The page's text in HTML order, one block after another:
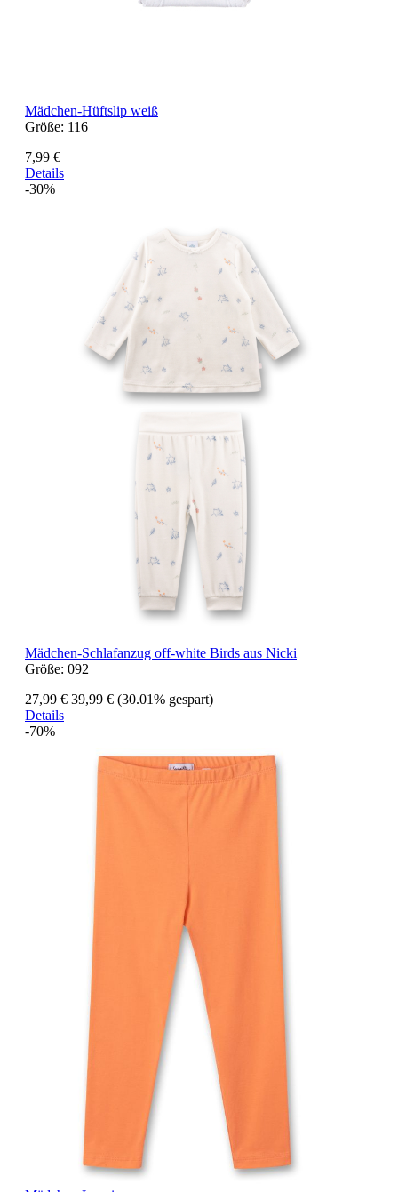
Mädchen-Hüftslip weiß
Größe: 116
7,99 €
Details
-30%
Mädchen-Schlafanzug off-white Birds aus Nicki
Größe: 092
27,99 € 39,99 € (30.01% gespart)
Details
-70%